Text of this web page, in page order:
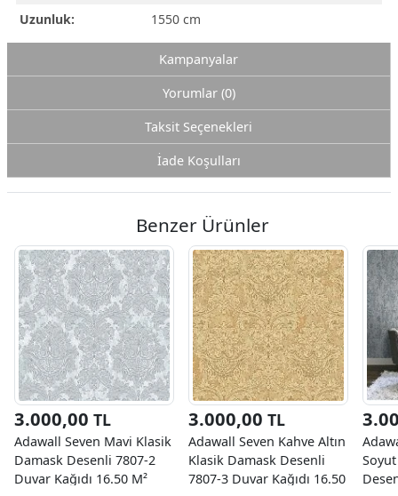
Uzunluk:
1550 cm
Kampanyalar
Yorumlar (0)
Taksit Seçenekleri
İade Koşulları
Benzer Ürünler
3.000,00 TL
Adawall Seven Mavi Klasik
Damask Desenli 7807-2
Duvar Kağıdı 16.50 M²
3.000,00 TL
Adawall Seven Kahve Altın
Klasik Damask Desenli
7807-3 Duvar Kağıdı 16.50